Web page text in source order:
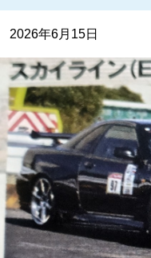
2026年6月15日